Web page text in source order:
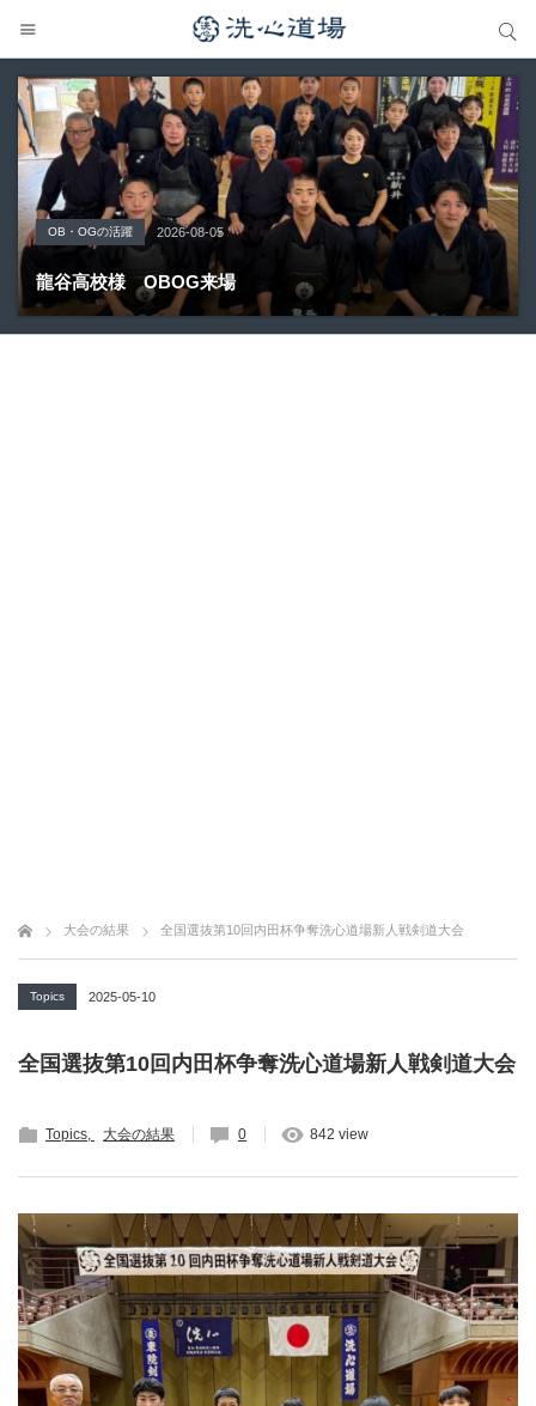
OB・OGの活躍 2026-08-05
龍谷高校様 OBOG来場
Topics 2026-08-05
広島県青春英龍館道場来場
大会の結果 2026-07-31
愛知県の星城高校へ出稽古
大会の結果 2026-07-25
第80回愛知県中学校総合体育大会・地区予選
大会の結果 2026-07-22
第136回愛知県剣道道場連盟研修会トーナメント戦
大会の結果 全国選抜第10回内田杯争奪洗心道場新人戦剣道大会
Topics 2025-05-10
全国選抜第10回内田杯争奪洗心道場新人戦剣道大会
Topics 大会の結果 0 842 view
サイト内検索